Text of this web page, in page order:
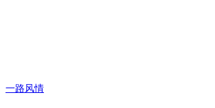
一路风情